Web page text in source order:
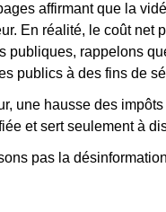
affirmant que la
En réalité, le coût
publiques, rappelons
publics à des fins de
une hausse des
et sert seulement à
pas la